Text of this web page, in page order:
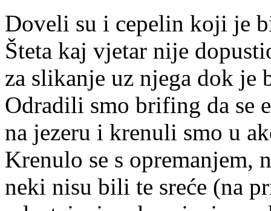
Doveli su i cepelin koji je
Šteta kaj vjetar nije
za slikanje uz njega dok je
Odradili smo brifing da se
na jezeru i krenuli smo u
Krenulo se s opremanjem,
neki nisu bili te sreće (na